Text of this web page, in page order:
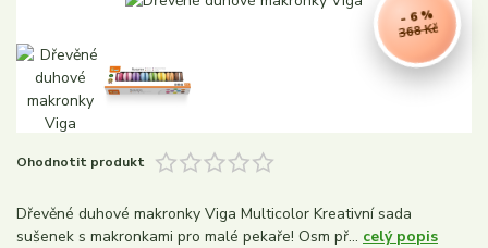
368 Kč
- 6 %
Ohodnotit produkt
Dřevěné duhové makronky Viga Multicolor Kreativní sada
sušenek s makronkami pro malé pekaře! Osm př... celý popis